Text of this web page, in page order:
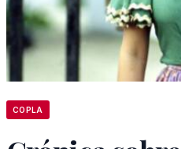
COPLA